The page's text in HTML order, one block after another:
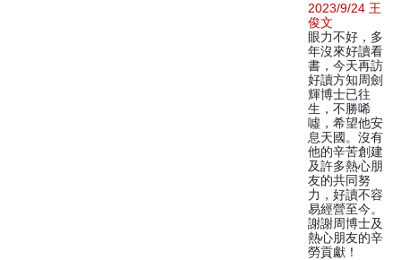
2023/9/24 王
俊文
眼力不好，多
年沒來好讀看
書，今天再訪
好讀方知周劍
輝博士已往
生，不勝唏
噓，希望他安
息天國。沒有
他的辛苦創建
及許多熱心朋
友的共同努
力，好讀不容
易經營至今。
謝謝周博士及
熱心朋友的辛
勞貢獻！